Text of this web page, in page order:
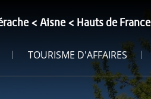
Aisne Hauts de France
TOURISME D'AFFAIRES